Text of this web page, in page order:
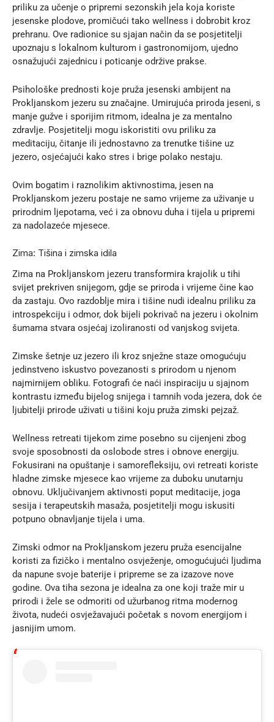
priliku za učenje o pripremi sezonskih jela koja koriste
jesenske plodove, promičući tako wellness i dobrobit kroz
prehranu. Ove radionice su sjajan način da se posjetitelji
upoznaju s lokalnom kulturom i gastronomijom, ujedno
osnažujući zajednicu i poticanje održive prakse.
Psihološke prednosti koje pruža jesenski ambijent na
Prokljanskom jezeru su značajne. Umirujuća priroda jeseni, s
manje gužve i sporijim ritmom, idealna je za mentalno
zdravlje. Posjetitelji mogu iskoristiti ovu priliku za
meditaciju, čitanje ili jednostavno za trenutke tišine uz
jezero, osjećajući kako stres i brige polako nestaju.
Ovim bogatim i raznolikim aktivnostima, jesen na
Prokljanskom jezeru postaje ne samo vrijeme za uživanje u
prirodnim ljepotama, već i za obnovu duha i tijela u pripremi
za nadolazeće mjesece.
Zima: Tišina i zimska idila
Zima na Prokljanskom jezeru transformira krajolik u tihi
svijet prekriven snijegom, gdje se priroda i vrijeme čine kao
da zastaju. Ovo razdoblje mira i tišine nudi idealnu priliku za
introspekciju i odmor, dok bijeli pokrivač na jezeru i okolnim
šumama stvara osjećaj izoliranosti od vanjskog svijeta.
Zimske šetnje uz jezero ili kroz snježne staze omogućuju
jedinstveno iskustvo povezanosti s prirodom u njenom
najmirnijem obliku. Fotografi će naći inspiraciju u sjajnom
kontrastu između bijelog snijega i tamnih voda jezera, dok će
ljubitelji prirode uživati u tišini koju pruža zimski pejzaž.
Wellness retreati tijekom zime posebno su cijenjeni zbog
svoje sposobnosti da oslobode stres i obnove energiju.
Fokusirani na opuštanje i samorefleksiju, ovi retreati koriste
hladne zimske mjesece kao vrijeme za duboku unutarnju
obnovu. Uključivanjem aktivnosti poput meditacije, joga
sesija i terapeutskih masaža, posjetitelji mogu iskusiti
potpuno obnavljanje tijela i uma.
Zimski odmor na Prokljanskom jezeru pruža esencijalne
koristi za fizičko i mentalno osvježenje, omogućujući ljudima
da napune svoje baterije i pripreme se za izazove nove
godine. Ova tiha sezona je idealna za one koji traže mir u
prirodi i žele se odmoriti od užurbanog ritma modernog
života, nudeći osvježavajući početak s novom energijom i
jasnijim umom.